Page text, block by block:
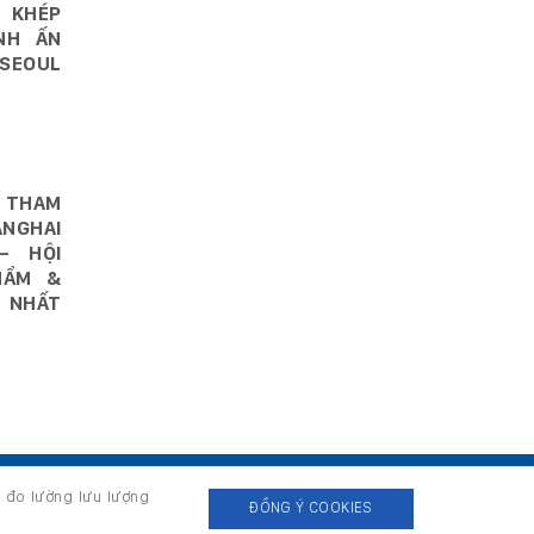
KHÉP
ẤN
HỘI
&
đo lường lưu lượng
ĐỒNG Ý COOKIES